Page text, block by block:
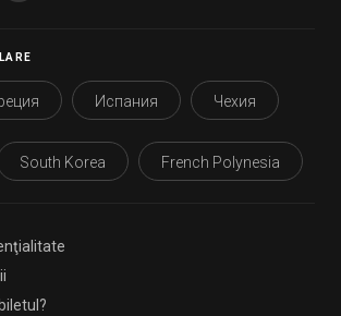
Испания Чехия
South Korea French Polynesia